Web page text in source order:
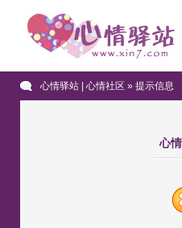
心情驿站 | 心情社区 » 提示信息
心